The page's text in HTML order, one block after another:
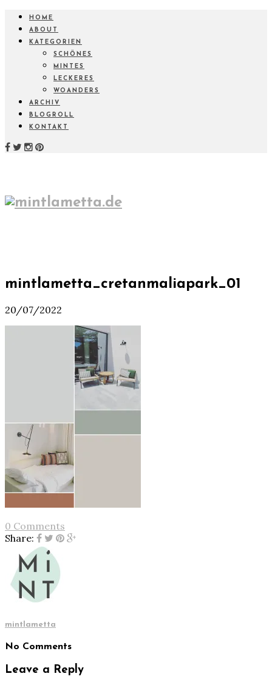
HOME
ABOUT
KATEGORIEN
SCHÖNES
MINTES
LECKERES
WOANDERS
ARCHIV
BLOGROLL
KONTAKT
mintlametta_cretanmaliapark_01
20/07/2022
0 Comments
Share:
mintlametta
No Comments
Leave a Reply